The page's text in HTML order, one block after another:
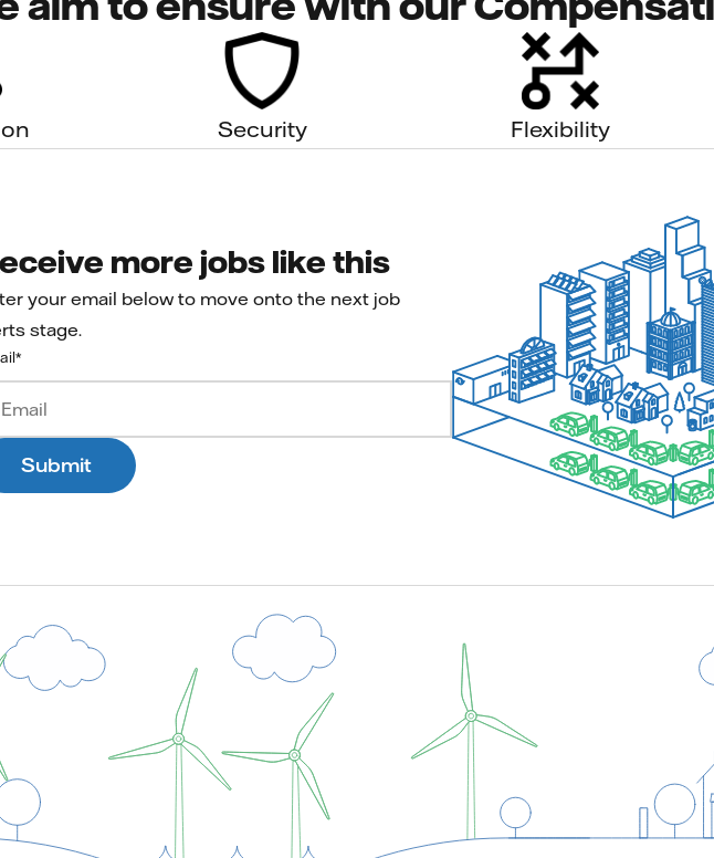
Security Flexibility
more jobs like this
your email below to move onto the next job
stage.
*
Submit